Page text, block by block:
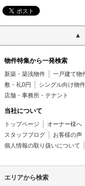
物件特集から一発検索
新築・築浅物件 一戸建て物
敷・礼0円
シングル向け物件
店舗・事務所・テナント
当社について
トップページ オーナー様へ
スタッフブログ
お客様の声
個人情報の取り扱いについて
エリアから検索